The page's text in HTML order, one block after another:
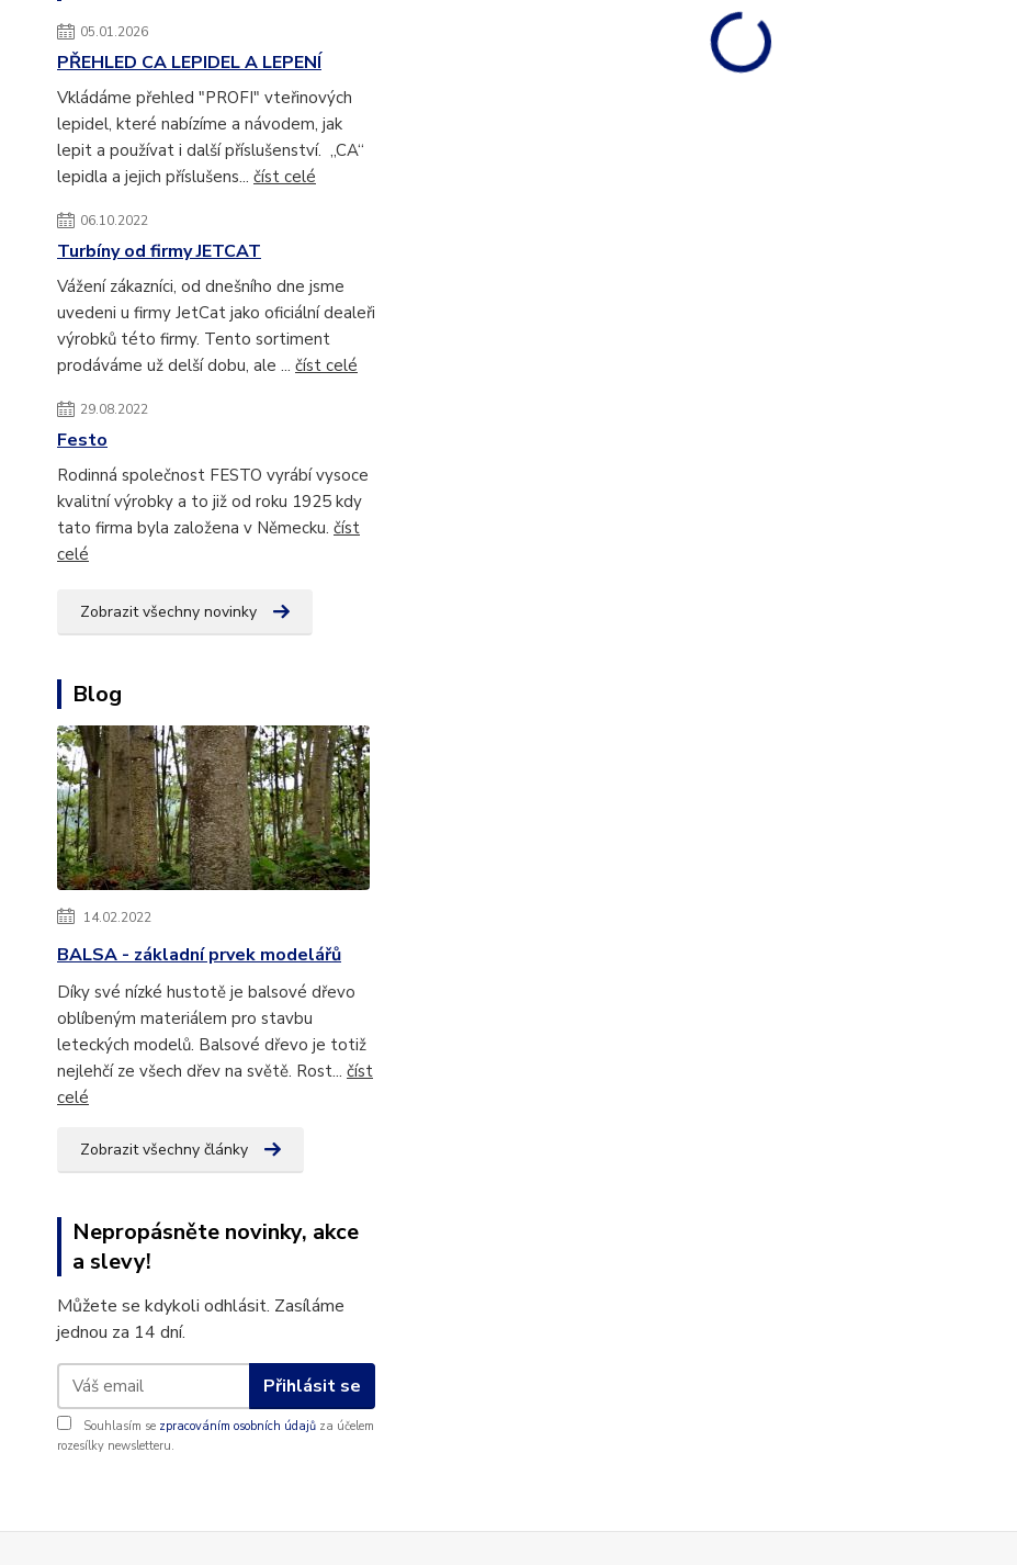
05.01.2026
PŘEHLED CA LEPIDEL A LEPENÍ
Vkládáme přehled "PROFI" vteřinových
lepidel, které nabízíme a návodem, jak
lepit a používat i další příslušenství. „CA“
lepidla a jejich příslušens... číst celé
06.10.2022
Turbíny od firmy JETCAT
Vážení zákazníci, od dnešního dne jsme
uvedeni u firmy JetCat jako oficiální dealeři
výrobků této firmy. Tento sortiment
prodáváme už delší dobu, ale ... číst celé
29.08.2022
Festo
Rodinná společnost FESTO vyrábí vysoce
kvalitní výrobky a to již od roku 1925 kdy
tato firma byla založena v Německu. číst
celé
Zobrazit všechny novinky
Blog
14.02.2022
BALSA - základní prvek modelářů
Díky své nízké hustotě je balsové dřevo
oblíbeným materiálem pro stavbu
leteckých modelů. Balsové dřevo je totiž
nejlehčí ze všech dřev na světě. Rost... číst
celé
Zobrazit všechny články
Nepropásněte novinky, akce
a slevy!
Můžete se kdykoli odhlásit. Zasíláme
jednou za 14 dní.
Přihlásit se
Souhlasím se zpracováním osobních údajů za účelem
rozesílky newsletteru.